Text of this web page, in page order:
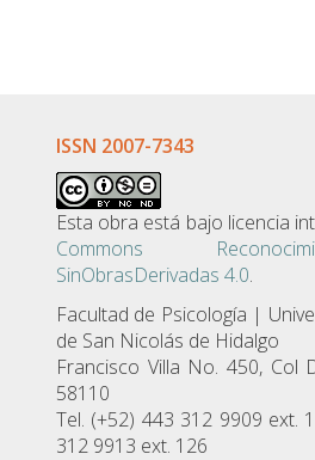
ISSN 2007-7343
Esta obra está bajo licencia
Commons
SinObrasDerivadas 4.0.
Facultad de Psicologí­a |
de San Nicolás de Hidalgo
Francisco Villa No. 450, Col
58110
Tel. (+52) 443 312 9909 ext.
312 9913 ext. 126